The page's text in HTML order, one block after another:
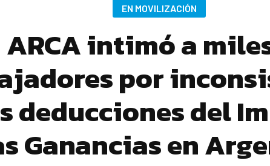
EN MOVILIZACIÓN
ARCA intimó a
por
deducciones del
Ganancias en